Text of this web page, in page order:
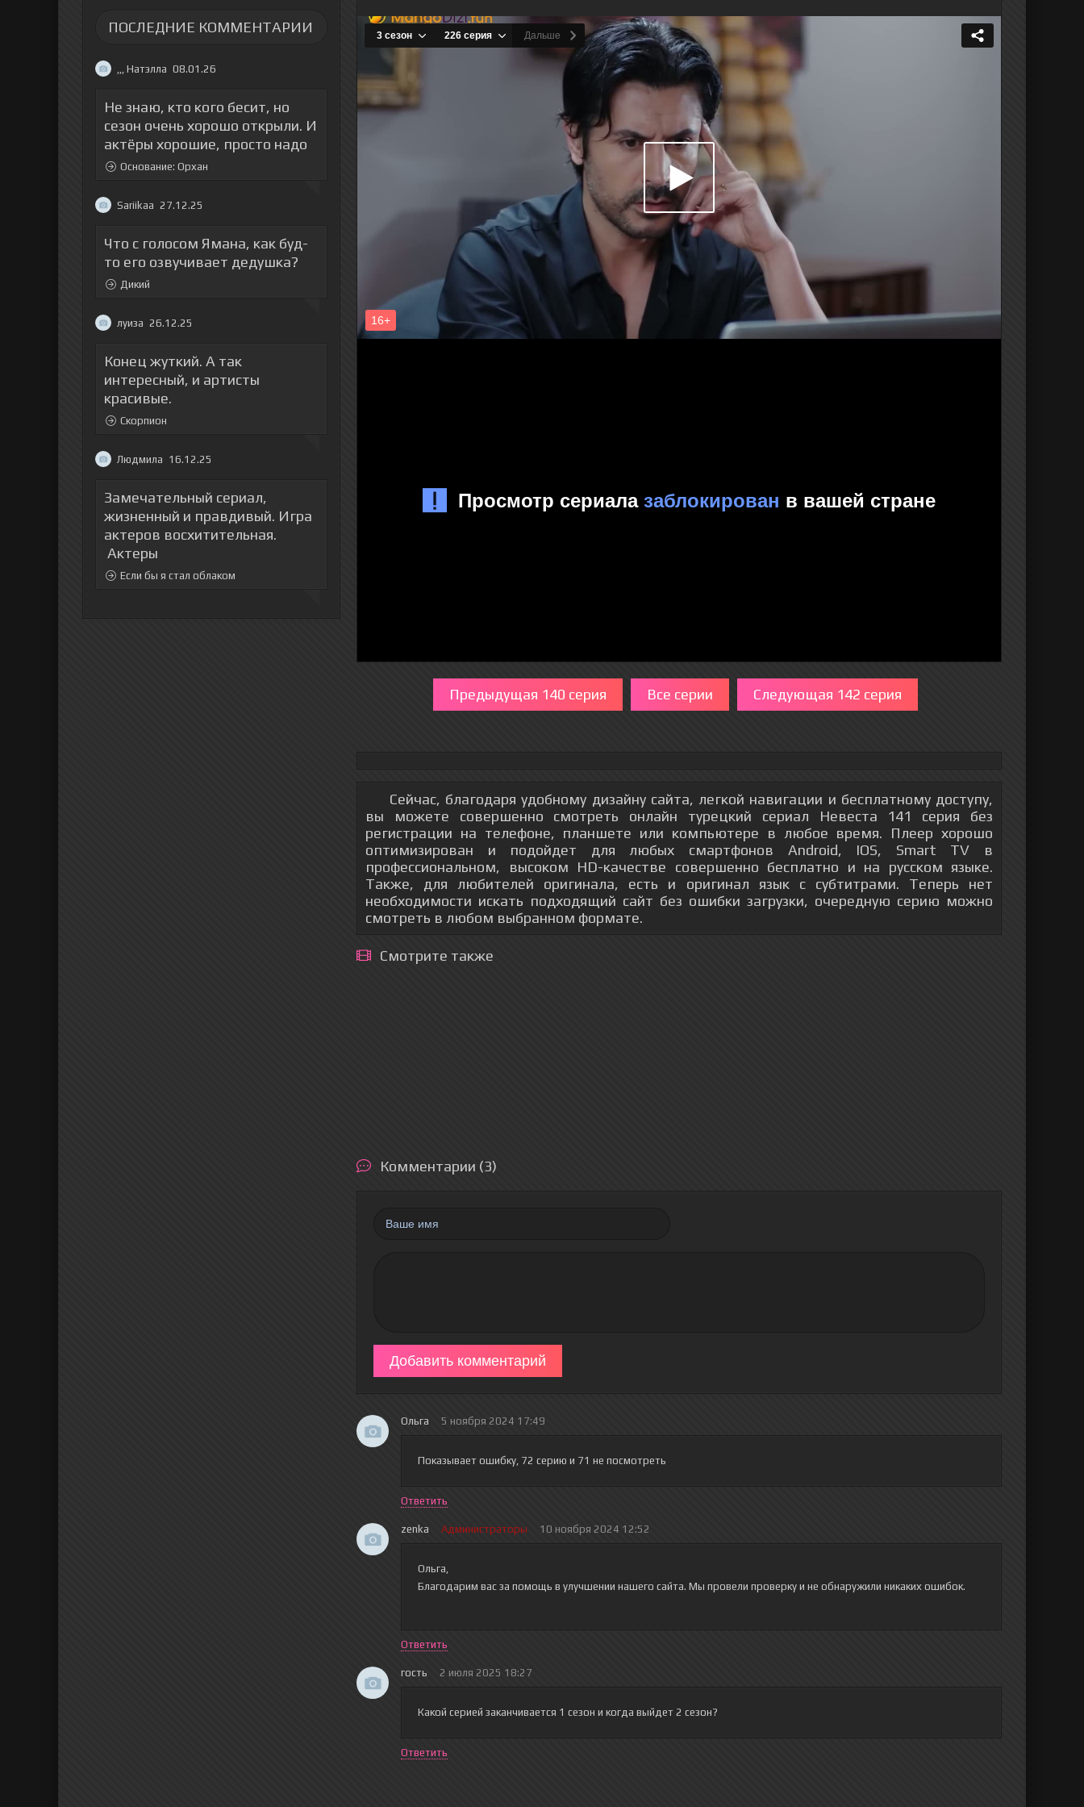
ПОСЛЕДНИЕ КОММЕНТАРИИ
,,, Натэлла 08.01.26
Не знаю, кто кого бесит, но
сезон очень хорошо открыли. И
актёры хорошие, просто надо
Основание: Орхан
Sariikaa 27.12.25
Что с голосом Ямана, как буд-
то его озвучивает дедушка?
Дикий
луиза 26.12.25
Конец жуткий. А так
интересный, и артисты
красивые.
Скорпион
Людмила 16.12.25
Замечательный сериал,
жизненный и правдивый. Игра
актеров восхитительная.
Актеры
Если бы я стал облаком
Предыдущая 140 серия Все серии Следующая 142 серия
Сейчас, благодаря удобному дизайну сайта, легкой навигации и бесплатному доступу,
вы можете совершенно смотреть онлайн турецкий сериал Невеста 141 серия без
регистрации на телефоне, планшете или компьютере в любое время. Плеер хорошо
оптимизирован и подойдет для любых смартфонов Android, IOS, Smart TV в
профессиональном, высоком HD-качестве совершенно бесплатно и на русском языке.
Также, для любителей оригинала, есть и оригинал язык с субтитрами. Теперь нет
необходимости искать подходящий сайт без ошибки загрузки, очередную серию можно
смотреть в любом выбранном формате.
Смотрите также
Комментарии (3)
Добавить комментарий
Ольга 5 ноября 2024 17:49
Показывает ошибку, 72 серию и 71 не посмотреть
Ответить
zenka Администраторы 10 ноября 2024 12:52
Ольга,
Благодарим вас за помощь в улучшении нашего сайта. Мы провели проверку и не обнаружили никаких ошибок.
Ответить
гость 2 июля 2025 18:27
Какой серией заканчивается 1 сезон и когда выйдет 2 сезон?
Ответить